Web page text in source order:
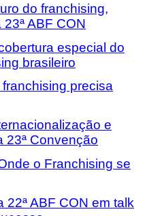
do franchising,
ABF CON
especial do
brasileiro
precisa
e
23ª Convenção
o Franchising se
ABF CON em talk